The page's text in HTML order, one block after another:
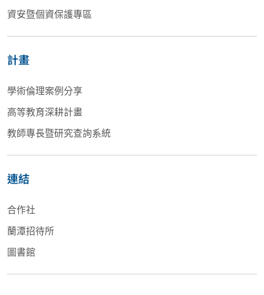
資安暨個資保護專區
計畫
學術倫理案例分享
高等教育深耕計畫
教師專長暨研究查詢系統
連結
合作社
蘭潭招待所
圖書館